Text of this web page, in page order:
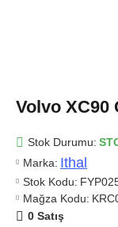
Volvo XC90
Stok Durumu:
Marka: Ithal
Stok Kodu:
Mağza Kodu:
0 Satış